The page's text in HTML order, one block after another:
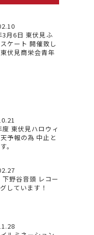
3月6日 東伏見ふ
ケート 開催致し
伏見商栄会青年
度 東伏見ハロウィ
予報の為 中止と
。
下野谷音頭 レコー
しています！